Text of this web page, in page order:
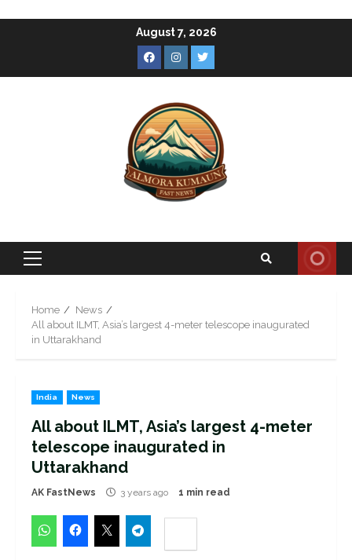
August 7, 2026
Facebook
Instagram
Twitter
Primary
Home
News
All about ILMT, Asia’s largest 4-meter telescope inaugurated
in Uttarakhand
India News
All about ILMT, Asia’s largest 4-meter
telescope inaugurated in
Uttarakhand
AK FastNews 3 years ago 1 min read